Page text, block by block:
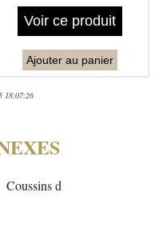
Voir ce produit
Ajouter au panier
18:07:26
Coussins d